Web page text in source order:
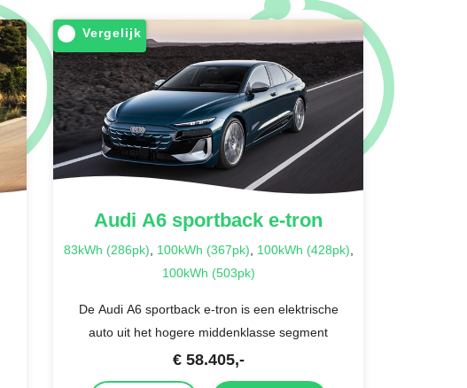
Vergelijk
Audi A6 sportback e-tron
83kWh (286pk), 100kWh (367pk), 100kWh (428pk),
100kWh (503pk)
De Audi A6 sportback e-tron is een elektrische
auto uit het hogere middenklasse segment
€ 58.405,-